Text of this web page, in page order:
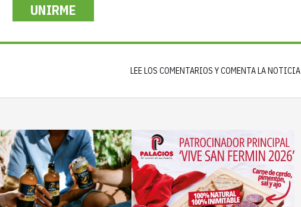
UNIRME
LEE LOS COMENTARIOS Y COMENTA LA NOTICIA